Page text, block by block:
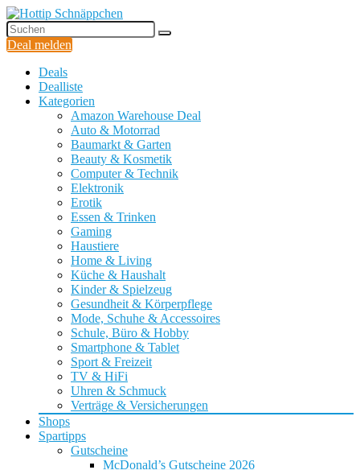
Deal melden
Deals
Dealliste
Kategorien
Amazon Warehouse Deal
Auto & Motorrad
Baumarkt & Garten
Beauty & Kosmetik
Computer & Technik
Elektronik
Erotik
Essen & Trinken
Gaming
Haustiere
Home & Living
Küche & Haushalt
Kinder & Spielzeug
Gesundheit & Körperpflege
Mode, Schuhe & Accessoires
Schule, Büro & Hobby
Smartphone & Tablet
Sport & Freizeit
TV & HiFi
Uhren & Schmuck
Verträge & Versicherungen
Shops
Spartipps
Gutscheine
McDonald’s Gutscheine 2026